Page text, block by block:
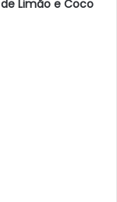
Limão e Coco